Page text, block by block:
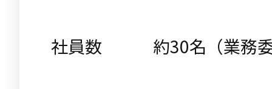
社員数 約30名（業務